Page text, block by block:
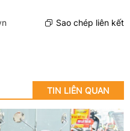
Sao chép liên kết
TIN LIÊN QUAN